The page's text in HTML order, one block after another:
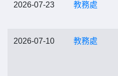
2026-07-23 教務處
2026-07-10 教務處